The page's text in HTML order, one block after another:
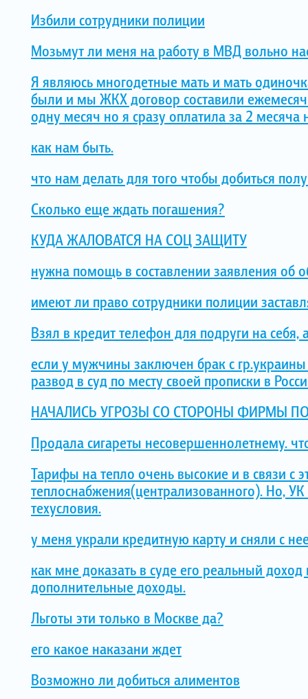
Избили сотрудники полиции
Мозьмут ли меня на работу в МВД вольно
Я являюсь многодетные мать и мать
были и мы ЖКХ договор составили
одну месяч но я сразу оплатила за 2 месяча
как нам быть.
что нам делать для того чтобы добиться
Сколько еще ждать погашения?
КУДА ЖАЛОВАТСЯ НА СОЦ ЗАЩИТУ
нужна помощь в составлении заявления об
имеют ли право сотрудники полиции
Взял в кредит телефон для подруги на себя,
если у мужчины заключен брак с
развод в суд по месту своей прописки в
НАЧАЛИСЬ УГРОЗЫ СО СТОРОНЫ ФИРМЫ
Продала сигареты несовершеннолетнему.
Тарифы на тепло очень высокие и в связи с
теплоснабжения(централизованного). Но,
техусловия.
у меня украли кредитную карту и сняли с
как мне доказать в суде его реальный
дополнительные доходы.
Льготы эти только в Москве да?
его какое наказани ждет
Возможно ли добиться алиментов